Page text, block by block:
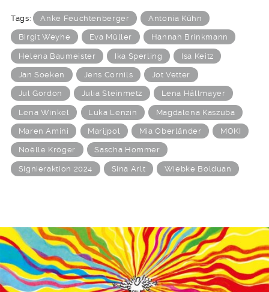
Tags: Anke Feuchtenberger Antonia Kühn
Birgit Weyhe Eva Müller Hannah Brinkmann
Helena Baumeister Ika Sperling Isa Keitz
Jan Soeken Jens Cornils Jot Vetter
Jul Gordon Julia Steinmetz Lena Hällmayer
Lena Winkel Luka Lenzin Magdalena Kaszuba
Maren Amini Marijpol Mia Oberländer MOKI
Noëlle Kröger Sascha Hommer
Signieraktion 2024 Sina Arlt Wiebke Bolduan